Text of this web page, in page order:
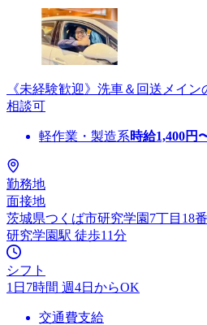
《未経験歓迎》洗車＆回送メイ
相談可
軽作業・製造系時給1,400円
勤務地
面接地
茨城県つくば市研究学園7丁目18
研究学園駅 徒歩11分
シフト
1日7時間 週4日からOK
交通費支給